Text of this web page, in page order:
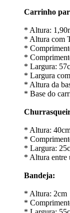
Carrinho
* Altura:
* Altura com
*
*
* Largura:
* Largura
* Altura da
* Base do
* Altura:
*
* Largura:
* Altura entre
Bandeja:
* Altura: 2cm
*